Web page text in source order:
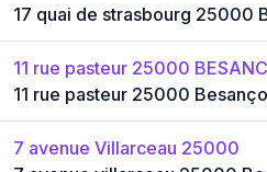
17 quai de strasbourg 25000
11 rue pasteur 25000
11 rue pasteur 25000
7 avenue Villarceau 25000